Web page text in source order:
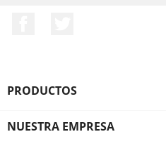
PRODUCTOS
NUESTRA EMPRESA